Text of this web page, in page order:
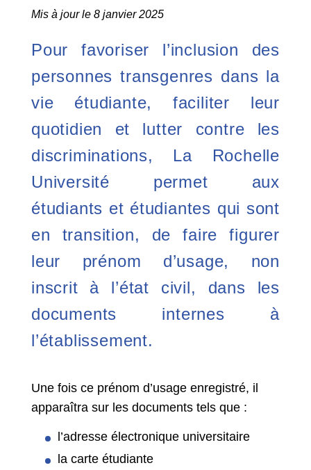
Mis à jour le 8 janvier 2025
Pour favoriser l’inclusion des
personnes transgenres dans la
vie étudiante, faciliter leur
quotidien et lutter contre les
discriminations, La Rochelle
Université permet aux
étudiants et étudiantes qui sont
en transition, de faire figurer
leur prénom d’usage, non
inscrit à l’état civil, dans les
documents internes à
l’établissement.
Une fois ce prénom d’usage enregistré, il
apparaîtra sur les documents tels que :
l’adresse électronique universitaire
la carte étudiante